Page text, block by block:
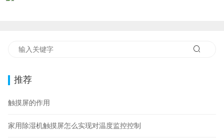
推荐
触摸屏的作用
家用除湿机触摸屏怎么实现对温度监控控制